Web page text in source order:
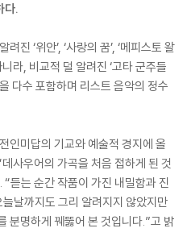
다.
진 ‘위안’, ‘사랑의 꿈’, ‘메피스토 왈
라, 비교적 덜 알려진 ‘고타 군주들
다수 포함하며 리스트 음악의 정수
인미답의 기교와 예술적 경지에 올
사우어의 가곡을 처음 접하게 된 것
듣는 순간 작품이 가진 내밀함과 진
날까지도 그리 알려지지 않았지만
분명하게 꿰뚫어 본 것입니다.”고 밝